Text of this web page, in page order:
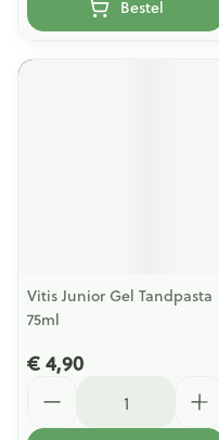
Bestel
Vitis Junior Gel Tandpasta
75ml
€ 4,90